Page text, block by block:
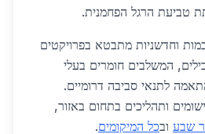
טביעת הרגל הפחמנית.
וחדשניות מתבטא בפרויקטים
המשלבים חומרים בעלי
לתנאי סביבה דרומיים.
ותהליכים בתחום באזור,
שבע ובכל המיקומים.